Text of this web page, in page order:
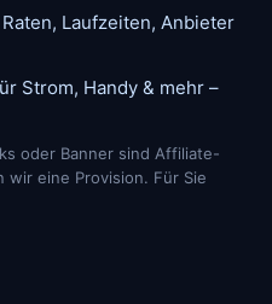
Laufzeiten, Anbieter
Strom, Handy & mehr –
oder Banner sind Affiliate-
wir eine Provision. Für Sie